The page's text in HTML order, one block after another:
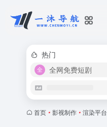
热门
全网免费短剧
首页 • 影视制作 • 渲染平台